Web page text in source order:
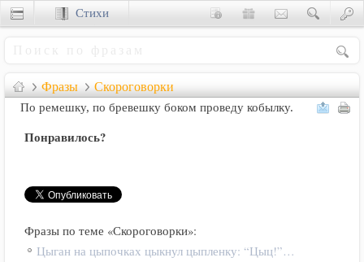
Фразы Скороговорки
По ремешку, по бревешку боком проведу кобылку.
Понравилось?
Фразы по теме «Скороговорки»:
Цыган на цыпочках цыкнул цыпленку: “Цыц!”…
Стихи